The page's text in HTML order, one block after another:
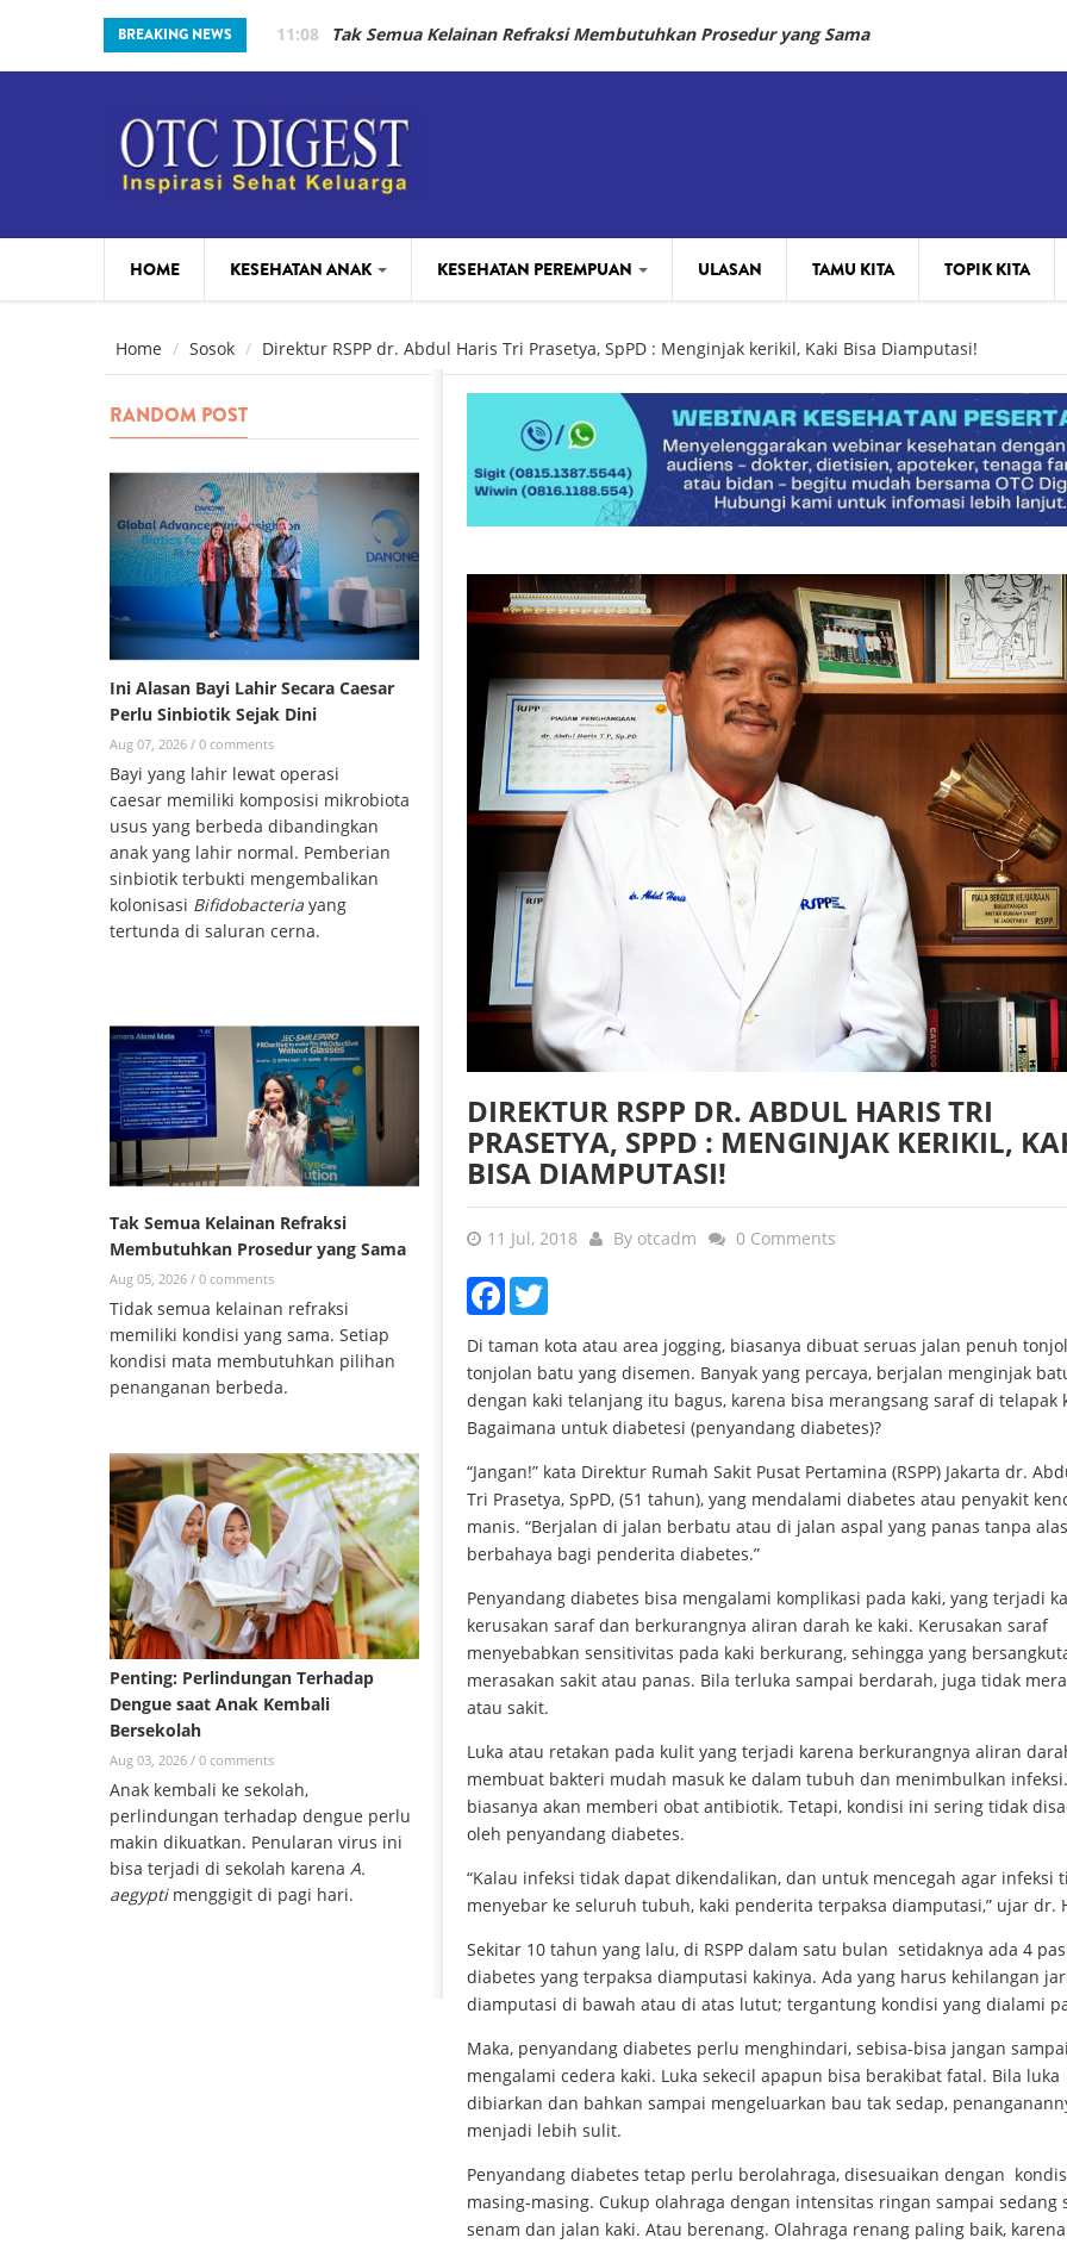
Skip to main content
BREAKING NEWS 11:08 Tak Semua Kelainan Refraksi Membutuhkan Prosedur yang Sama
HOME KESEHATAN ANAK
PARENTING
KESEHATAN PEREMPUAN
BEAUTY
ULASAN TAMU KITA TOPIK KITA
Home Sosok Direktur RSPP dr. Abdul Haris Tri Prasetya, SpPD : Menginjak kerikil, Kaki Bisa Diamputasi!
DIREKTUR RSPP DR. ABDUL HARIS TRI
PRASETYA, SPPD : MENGINJAK KERIKIL,
BISA DIAMPUTASI!
11 Jul, 2018 By otcadm 0 Comments
Facebook
Di taman kota atau area jogging, biasanya dibuat seruas jalan penuh
tonjolan batu yang disemen. Banyak yang percaya, berjalan menginjak
dengan kaki telanjang itu bagus, karena bisa merangsang saraf di telapak
Bagaimana untuk diabetesi (penyandang diabetes)?
“Jangan!” kata Direktur Rumah Sakit Pusat Pertamina (RSPP) Jakarta dr.
Tri Prasetya, SpPD, (51 tahun), yang mendalami diabetes atau penyakit
manis. “Berjalan di jalan berbatu atau di jalan aspal yang panas tanpa
berbahaya bagi penderita diabetes.”
Penyandang diabetes bisa mengalami komplikasi pada kaki, yang terjadi
kerusakan saraf dan berkurangnya aliran darah ke kaki. Kerusakan saraf
menyebabkan sensitivitas pada kaki berkurang, sehingga yang
merasakan sakit atau panas. Bila terluka sampai berdarah, juga tidak
atau sakit.
Luka atau retakan pada kulit yang terjadi karena berkurangnya aliran
membuat bakteri mudah masuk ke dalam tubuh dan menimbulkan
biasanya akan memberi obat antibiotik. Tetapi, kondisi ini sering tidak
oleh penyandang diabetes.
“Kalau infeksi tidak dapat dikendalikan, dan untuk mencegah agar infeksi
menyebar ke seluruh tubuh, kaki penderita terpaksa diamputasi,” ujar dr.
Sekitar 10 tahun yang lalu, di RSPP dalam satu bulan setidaknya ada 4
diabetes yang terpaksa diamputasi kakinya. Ada yang harus kehilangan
diamputasi di bawah atau di atas lutut; tergantung kondisi yang dialami
Maka, penyandang diabetes perlu menghindari, sebisa-bisa jangan sampai
mengalami cedera kaki. Luka sekecil apapun bisa berakibat fatal. Bila luka
dibiarkan dan bahkan sampai mengeluarkan bau tak sedap,
menjadi lebih sulit.
Penyandang diabetes tetap perlu berolahraga, disesuaikan dengan
masing-masing. Cukup olahraga dengan intensitas ringan sampai sedang
senam dan jalan kaki. Atau berenang. Olahraga renang paling baik,
RANDOM POST
Ini Alasan Bayi Lahir Secara Caesar
Perlu Sinbiotik Sejak Dini
Aug 07, 2026 / 0 comments
Bayi yang lahir lewat operasi
caesar memiliki komposisi mikrobiota
usus yang berbeda dibandingkan
anak yang lahir normal. Pemberian
sinbiotik terbukti mengembalikan
kolonisasi Bifidobacteria yang
tertunda di saluran cerna.
Tak Semua Kelainan Refraksi
Membutuhkan Prosedur yang Sama
Aug 05, 2026 / 0 comments
Tidak semua kelainan refraksi
memiliki kondisi yang sama. Setiap
kondisi mata membutuhkan pilihan
penanganan berbeda.
Penting: Perlindungan Terhadap
Dengue saat Anak Kembali
Bersekolah
Aug 03, 2026 / 0 comments
Anak kembali ke sekolah,
perlindungan terhadap dengue perlu
makin dikuatkan. Penularan virus ini
bisa terjadi di sekolah karena A.
aegyptimenggigit di pagi hari.